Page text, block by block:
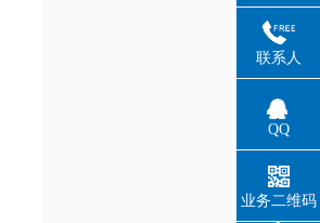
联系人
QQ
业务二维码